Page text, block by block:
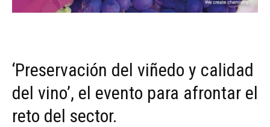
‘Preservación del viñedo y calidad
del vino’, el evento para afrontar el
reto del sector.